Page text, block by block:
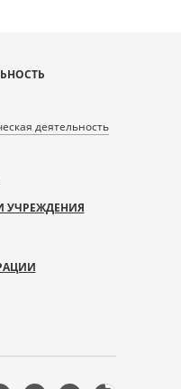
деятельность
УЧРЕЖДЕНИЯ